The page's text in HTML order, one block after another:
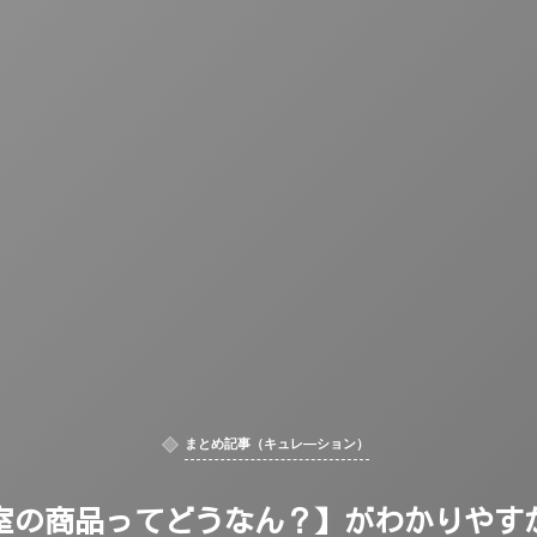
まとめ記事（キュレ―ション）
の商品ってどうなん？】がわかりやす